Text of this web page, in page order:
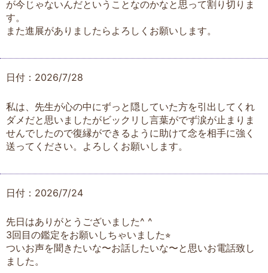
が今じゃないんだということなのかなと思って割り切りま
す。
また進展がありましたらよろしくお願いします。
日付：2026/7/28
私は、先生が心の中にずっと隠していた方を引出してくれ
ダメだと思いましたがビックリし言葉がでず涙が止まりま
せんでしたので復縁ができるように助けて念を相手に強く
送ってください。よろしくお願いします。
日付：2026/7/24
先日はありがとうございました^ ^
3回目の鑑定をお願いしちゃいました⭐︎
ついお声を聞きたいな〜お話したいな〜と思いお電話致し
ました。